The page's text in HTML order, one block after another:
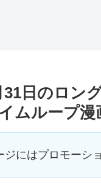
31日のロン
ムループ漫
ジにはプロモーシ